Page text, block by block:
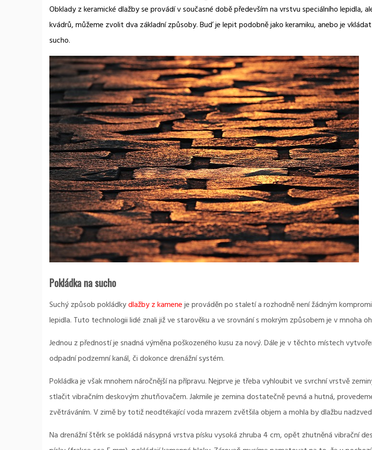
Obklady z keramické dlažby se provádí v současné době především na vrstvu speciálního lepidla,
kvádrů, můžeme zvolit dva základní způsoby. Buď je lepit podobně jako keramiku, anebo je
sucho.
Pokládka na sucho
Suchý způsob pokládkydlažby z kameneje prováděn po staletí a rozhodně není žádným
lepidla. Tuto technologii lidé znali již ve starověku a ve srovnání s mokrým způsobem je v mnoha
Jednou z předností je snadná výměna poškozeného kusu za nový. Dále je v těchto místech
odpadní podzemní kanál, či dokonce drenážní systém.
Pokládka je však mnohem náročnější na přípravu. Nejprve je třeba vyhloubit ve svrchní vrstvě
stlačit vibračním deskovým zhutňovačem.Jakmile je zemina dostatečně pevná a hutná,
zvětráváním. V zimě by totiž neodtékající voda mrazem zvětšila objem a mohla by dlažbu
Na drenážní štěrk se pokládá násypná vrstva písku vysoká zhruba 4 cm, opět zhutněná vibrační